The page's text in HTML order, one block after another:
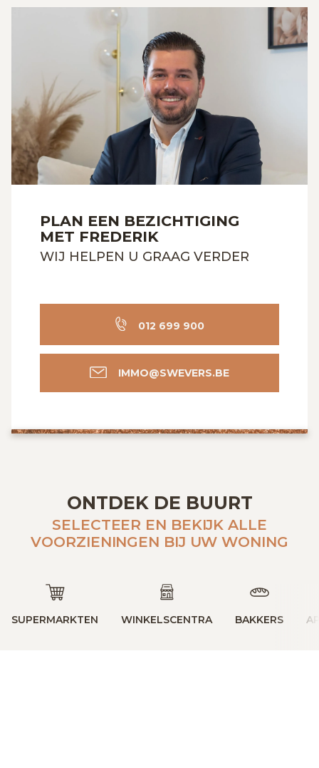
PLAN EEN BEZICHTIGING
MET FREDERIK
WIJ HELPEN U GRAAG VERDER
012 699 900
IMMO@SWEVERS.BE
ONTDEK DE BUURT
SELECTEER EN BEKIJK ALLE
VOORZIENINGEN BIJ UW WONING
SUPERMARKTEN WINKELSCENTRA BAKKERS